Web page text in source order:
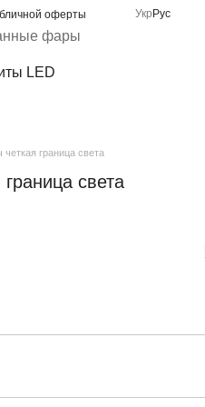
оферты Укр Рус
фары
LED
граница света
света